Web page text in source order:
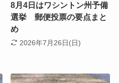
8月4日はワシントン州予備
選挙 郵便投票の要点まと
め
2026年7月26日(日)